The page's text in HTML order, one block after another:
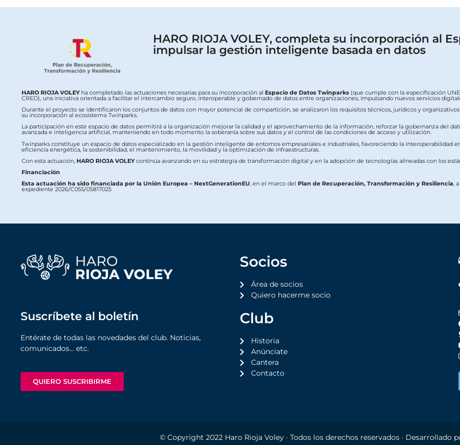
HARO RIOJA VOLEY, completa su incorporación al
impulsar la gestión inteligente basada en datos
HARO RIOJA VOLEYha completado las actuaciones necesarias para su incorporación al Espacio de Datos Twinparks (que cumple con la especificación
CRED), una iniciativa orientada a facilitar el intercambio seguro, interoperable y gobernado de datos entre organizaciones, impulsando nuevos servicios
Durante el proyecto se identificaron los conjuntos de datos con mayor potencial de compartición, se analizaron los requisitos técnicos, jurídicos y
su incorporación al ecosistema Twinparks.
La participación en este espacio de datos permitirá a la organización mejorar la calidad y el aprovechamiento de la información, reforzar la gobernanza del
avanzada e inteligencia artificial, manteniendo en todo momento la soberanía sobre sus datos y el control de las condiciones de acceso y utilización.
Twinparks constituye un espacio de datos especializado en la gestión inteligente de entornos empresariales e industriales, favoreciendo la interoperabilidad
eficiencia energética, la sostenibilidad, el mantenimiento, la movilidad y la optimización de infraestructuras.
Con esta actuación, HARO RIOJA VOLEYcontinúa avanzando en su estrategia de transformación digital y en la adopción de tecnologías alineadas con los
Financiación
Esta actuación ha sido financiada por la Unión Europea – NextGenerationEU, en el marco del Plan de Recuperación, Transformación y Resiliencia,
expediente 2026/C055/05817025
Suscríbete al boletín
Entérate de todas las novedades del club. Noticias,
comunicados… etc.
QUIERO SUSCRIBIRME
Socios
Área de socios
Quiero hacerme socio
Club
Historia
Anúnciate
Cantera
Contacto
© Copyright 2022 Haro Rioja Voley· Todos los derechos reservados · Desarrollado